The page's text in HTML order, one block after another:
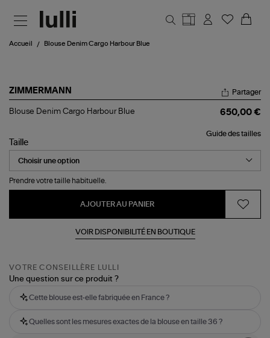
Accueil Blouse Denim Cargo Harbour Blue
ZIMMERMANN
Blouse
Harbour
Blue
Partager
Blouse Denim Cargo Harbour Blue 650,00 €
Guide des tailles
Taille
Prendre votre taille habituelle.
AJOUTER AU PANIER
VOIR DISPONIBILITÉ EN BOUTIQUE
VOTRE CONSEILLÈRE LULLI
Une question sur ce produit ?
Cette blouse est-elle fabriquée en France ?
Quelles sont les mesures exactes de la blouse en taille 36 ?